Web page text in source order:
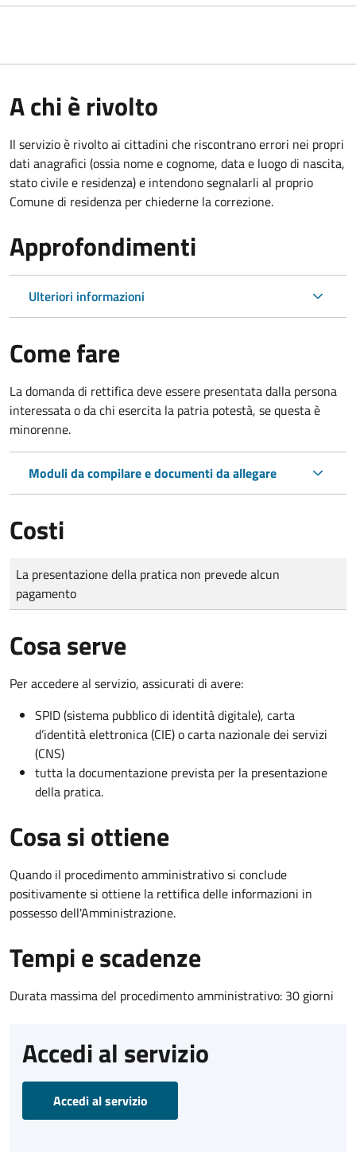
A chi è rivolto
Il servizio è rivolto ai cittadini che riscontrano errori nei propri
dati anagrafici (ossia nome e cognome, data e luogo di nascita,
stato civile e residenza) e intendono segnalarli al proprio
Comune di residenza per chiederne la correzione.
Approfondimenti
Ulteriori informazioni
Come fare
La domanda di rettifica deve essere presentata dalla persona
interessata oda chi esercita la patria potestà, se questa è
minorenne.
Moduli da compilare e documenti da allegare
Costi
Tipo di pagamento
Importo
La presentazione della pratica non prevede alcun
pagamento
Cosa serve
Per accedere al servizio, assicurati di avere:
SPID (sistema pubblico di identità digitale), carta
d’identità elettronica (CIE) o carta nazionale dei servizi
(CNS)
tutta la documentazione prevista per la presentazione
della pratica.
Cosa si ottiene
Quando il procedimento amministrativo si conclude
positivamente si ottiene la rettifica delle informazioni in
possesso dell'Amministrazione.
Tempi e scadenze
Durata massima del procedimento amministrativo: 30 giorni
Accedi al servizio
Accedi al servizio